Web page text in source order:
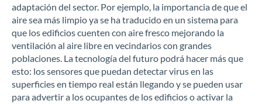
adaptación del sector. Por ejemplo, la importancia de que el
aire sea más limpio ya se ha traducido en un sistema para
que los edificios cuenten con aire fresco mejorando la
ventilación al aire libre en vecindarios con grandes
poblaciones. La tecnología del futuro podrá hacer más que
esto: los sensores que puedan detectar virus en las
superficies en tiempo real están llegando y se pueden usar
para advertir a los ocupantes de los edificios o activar la